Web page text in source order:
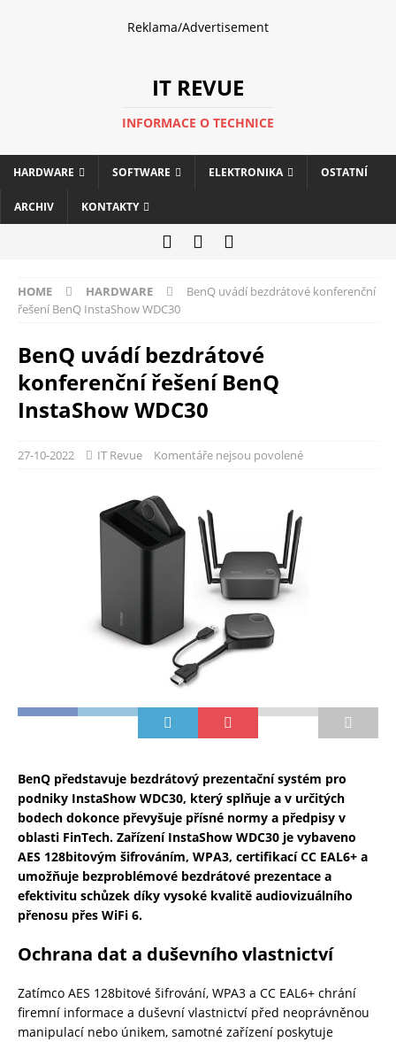
Reklama/Advertisement
IT REVUE
INFORMACE O TECHNICE
HARDWARE SOFTWARE ELEKTRONIKA OSTATNÍ
ARCHIV KONTAKTY
HOME HARDWARE
BenQ uvádí bezdrátové konferenční
řešení BenQ InstaShow WDC30
BenQ uvádí bezdrátové
konferenční řešení BenQ
InstaShow WDC30
27-10-2022 IT Revue Komentáře nejsou povolené
BenQ představuje bezdrátový prezentační systém pro
podniky InstaShow WDC30, který splňuje a v určitých
bodech dokonce převyšuje přísné normy a předpisy v
oblasti FinTech. Zařízení InstaShow WDC30 je vybaveno
AES 128bitovým šifrováním, WPA3, certifikací CC EAL6+ a
umožňuje bezproblémové bezdrátové prezentace a
efektivitu schůzek díky vysoké kvalitě audiovizuálního
přenosu přes WiFi 6.
Ochrana dat a duševního vlastnictví
Zatímco AES 128bitové šifrování, WPA3 a CC EAL6+ chrání
firemní informace a duševní vlastnictví před neoprávněnou
manipulací nebo únikem, samotné zařízení poskytuje